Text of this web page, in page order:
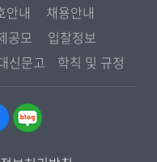
경북지역대학
지역대학
전남지역대학
지역대학
지역대학
심리상담
정보화본부
대학육성사업
안내
채용안내
공모
입찰정보
신문고 학칙 및 규정